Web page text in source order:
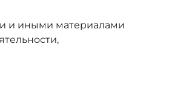
и иными материалами